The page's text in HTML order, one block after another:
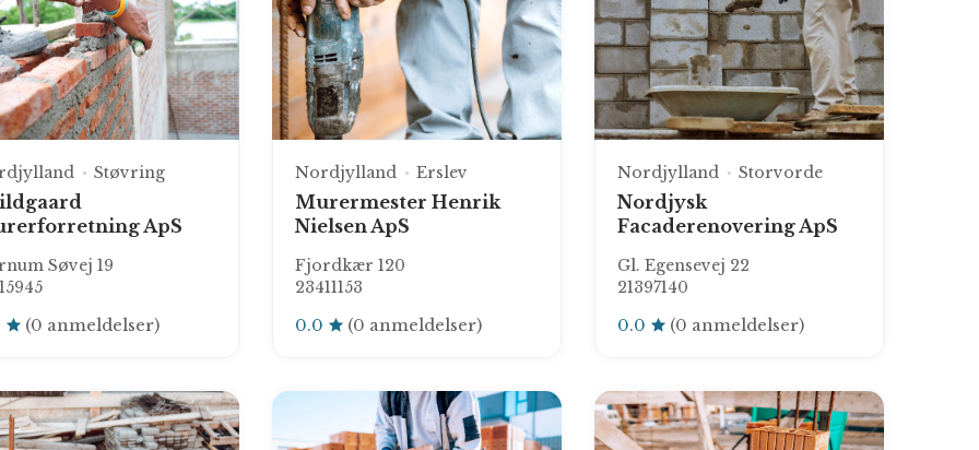
Støvring
ApS
Søvej 19
(0 anmeldelser)
Nordjylland Erslev
Murermester Henrik
Nielsen ApS
Fjordkær 120
23411153
0.0 (0 anmeldelser)
Nordjylland Storvorde
Nordjysk
Facaderenovering ApS
Gl. Egensevej 22
21397140
0.0 (0 anmeldelser)